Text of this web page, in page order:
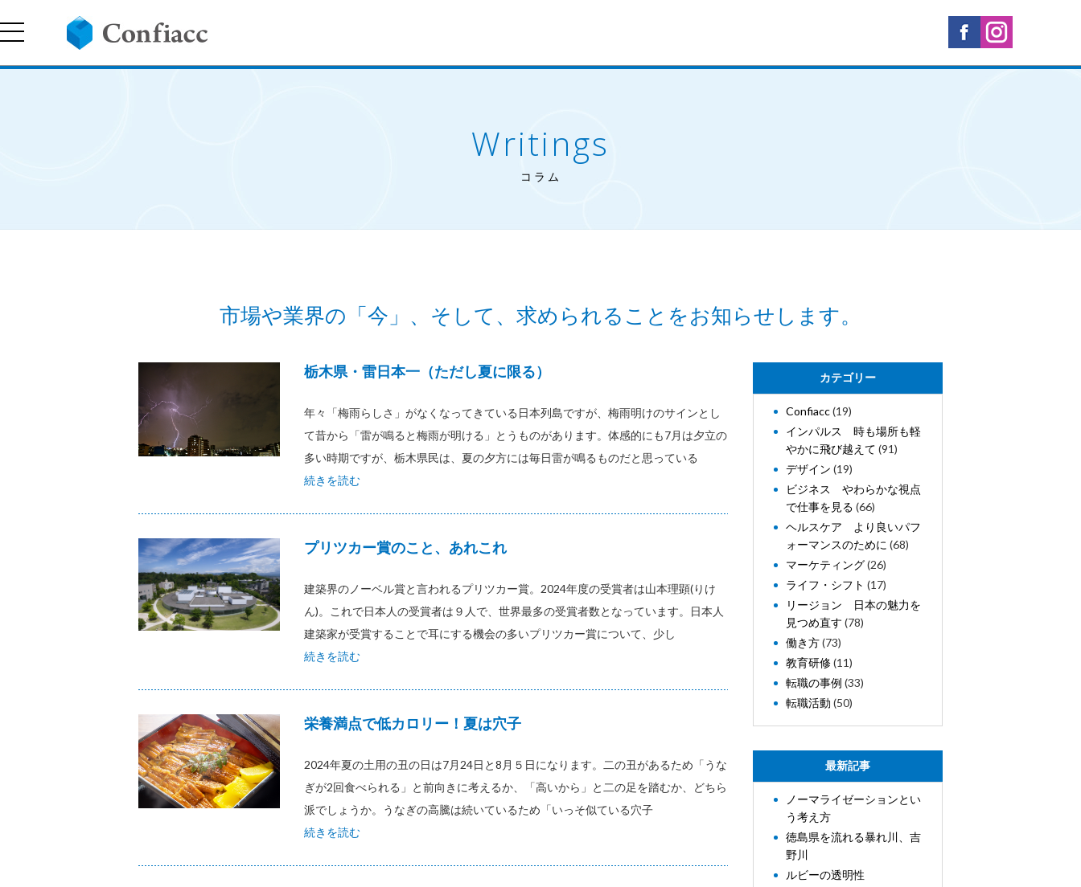
Writings
コラム
市場や業界の「今」、そして、求められることをお知らせします。
栃木県・雷日本一（ただし夏に限る）
年々「梅雨らしさ」がなくなってきている日本列島ですが、梅雨明けのサインとし
て昔から「雷が鳴ると梅雨が明ける」とうものがあります。体感的にも7月は夕立の
多い時期ですが、栃木県民は、夏の夕方には毎日雷が鳴るものだと思っている
続きを読む
プリツカー賞のこと、あれこれ
建築界のノーベル賞と言われるプリツカー賞。2024年度の受賞者は山本理顕(りけ
ん)。これで日本人の受賞者は９人で、世界最多の受賞者数となっています。日本人
建築家が受賞することで耳にする機会の多いプリツカー賞について、少し
続きを読む
栄養満点で低カロリー！夏は穴子
2024年夏の土用の丑の日は7月24日と8月５日になります。二の丑があるため「うな
ぎが2回食べられる」と前向きに考えるか、「高いから」と二の足を踏むか、どちら
派でしょうか。うなぎの高騰は続いているため「いっそ似ている穴子
続きを読む
カテゴリー
Confiacc(19)
インパルス 時も場所も軽
やかに飛び越えて (91)
デザイン (19)
ビジネス やわらかな視点
で仕事を見る (66)
ヘルスケア より良いパフ
ォーマンスのために (68)
マーケティング(26)
ライフ・シフト (17)
リージョン 日本の魅力を
見つめ直す (78)
働き方(73)
教育研修(11)
転職の事例 (33)
転職活動 (50)
最新記事
ノーマライゼーションとい
う考え方
徳島県を流れる暴れ川、吉
野川
ルビーの透明性